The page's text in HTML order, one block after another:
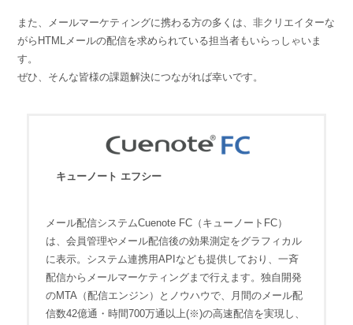
また、メールマーケティングに携わる方の多くは、非クリエイターな
がらHTMLメールの配信を求められている担当者もいらっしゃいま
す。
ぜひ、そんな皆様の課題解決につながれば幸いです。
キューノート エフシー
メール配信システムCuenote FC（キューノートFC）
は、会員管理やメール配信後の効果測定をグラフィカル
に表示。システム連携用APIなども提供しており、一斉
配信からメールマーケティングまで行えます。独自開発
のMTA（配信エンジン）とノウハウで、月間のメール配
信数42億通・時間700万通以上(※)の高速配信を実現し、